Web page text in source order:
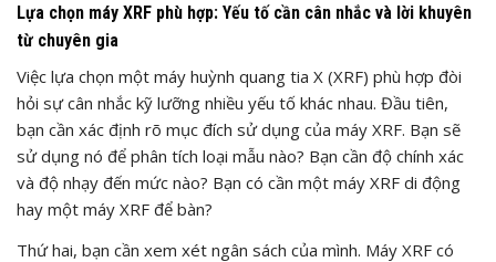
Lựa chọn máy XRF phù hợp: Yếu tố cần cân nhắc và lời khuyên
từ chuyên gia
Việc lựa chọn một máy huỳnh quang tia X (XRF) phù hợp đòi
hỏi sự cân nhắc kỹ lưỡng nhiều yếu tố khác nhau. Đầu tiên,
bạn cần xác định rõ mục đích sử dụng của máy XRF. Bạn sẽ
sử dụng nó để phân tích loại mẫu nào? Bạn cần độ chính xác
và độ nhạy đến mức nào? Bạn có cần một máy XRF di động
hay một máy XRF để bàn?
Thứ hai, bạn cần xem xét ngân sách của mình. Máy XRF có